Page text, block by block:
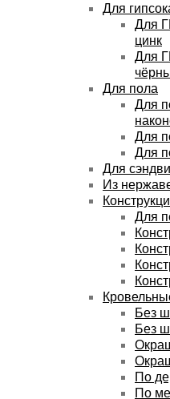
Для
Для
цинк
Для
Для пола
Для
Для
Для
Для
Из
Для
Без
Без
По
По